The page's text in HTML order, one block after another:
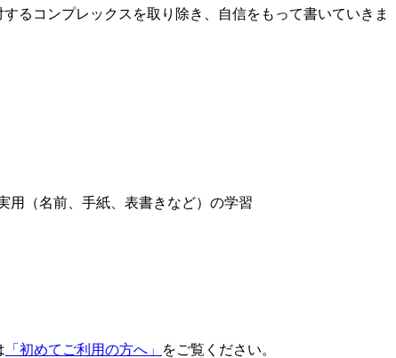
るコンプレックスを取り除き、自信をもって書いていきま
用（名前、手紙、表書きなど）の学習
「初めてご利用の方へ」 をご覧ください。